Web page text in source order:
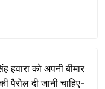
हवारा को अपनी बीमार
पैरोल दी जानी चाहिए-